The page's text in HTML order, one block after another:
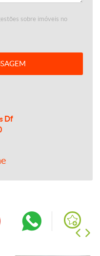
sobre imóveis no
Df